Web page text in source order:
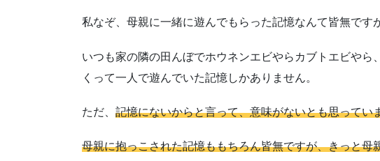
私なぞ、母親に一緒に遊んでもらった記憶なんて皆無です
いつも家の隣の田んぼでホウネンエビやらカブトエビやら
くって一人で遊んでいた記憶しかありません。
ただ、 記憶にないからと言って、意味がないとも思ってい
母親に抱っこされた記憶ももちろん皆無ですが、きっと母